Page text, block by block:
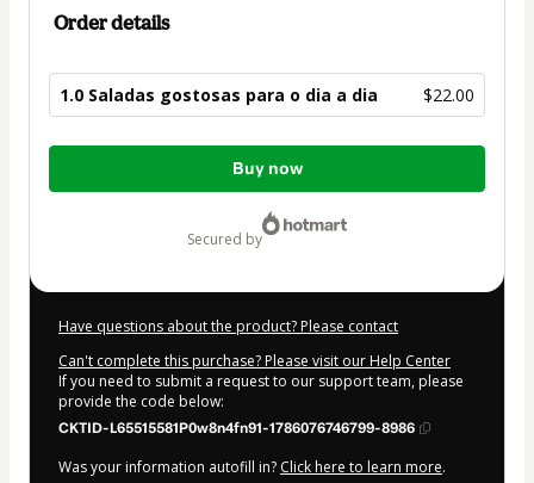
Order details
1.0 Saladas gostosas para o dia a dia $22.00
Total
Buy now
secured by
Have questions about the product? Please contact
Can't complete this purchase? Please visit our Help Center
If you need to submit a request to our support team, please
provide the code below:
CKTID-L65515581P0w8n4fn91-1786076746799-8986
Was your information autofill in? Click here to learn more.